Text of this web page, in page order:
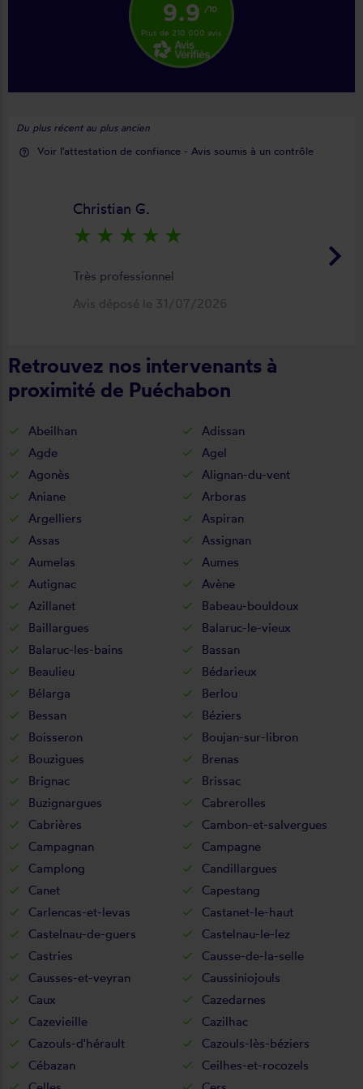
9.9 /10
Plus de 210 000 avis
Du plus récent au plus ancien
help_outline Voir l'attestation de confiance - Avis soumis à un contrôle
keyboard_arrow_right
Christian G.
star_rate star_rate star_rate star_rate star_rate
Très professionnel
Avis déposé le 31/07/2026
Retrouvez nos intervenants à
proximité de Puéchabon
Abeilhan
Adissan
Agde
Agel
Agonès
Alignan-du-vent
Aniane
Arboras
Argelliers
Aspiran
Assas
Assignan
Aumelas
Aumes
Autignac
Avène
Azillanet
Babeau-bouldoux
Baillargues
Balaruc-le-vieux
Balaruc-les-bains
Bassan
Beaulieu
Bédarieux
Bélarga
Berlou
Bessan
Béziers
Boisseron
Boujan-sur-libron
Bouzigues
Brenas
Brignac
Brissac
Buzignargues
Cabrerolles
Cabrières
Cambon-et-salvergues
Campagnan
Campagne
Camplong
Candillargues
Canet
Capestang
Carlencas-et-levas
Castanet-le-haut
Castelnau-de-guers
Castelnau-le-lez
Castries
Causse-de-la-selle
Causses-et-veyran
Caussiniojouls
Caux
Cazedarnes
Cazevieille
Cazilhac
Cazouls-d'hérault
Cazouls-lès-béziers
Cébazan
Ceilhes-et-rocozels